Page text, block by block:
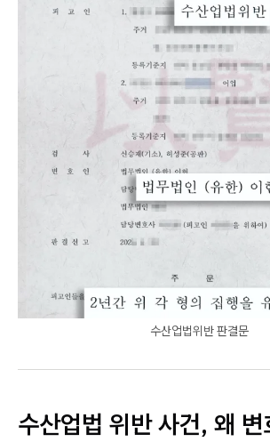
수산업법위반 판결문
수산업법 위반 사건, 왜